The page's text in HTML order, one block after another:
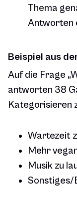
Thema
Antworten
Beispiel aus
Auf die Frage
antworten 38
Kategorisieren
Wartezeit
Mehr
Musik zu
Sonstiges/